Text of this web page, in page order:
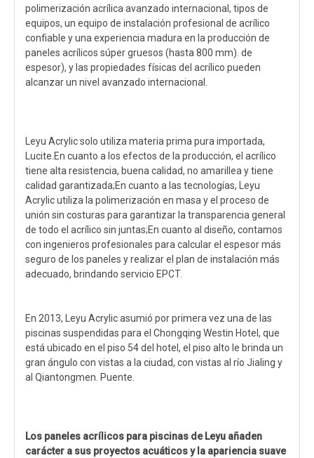
polimerización acrílica avanzado internacional, tipos de
equipos, un equipo de instalación profesional de acrílico
confiable y una experiencia madura en la producción de
paneles acrílicos súper gruesos (hasta 800 mm). de
espesor), y las propiedades físicas del acrílico pueden
alcanzar un nivel avanzado internacional.
Leyu Acrylic solo utiliza materia prima pura importada,
Lucite.En cuanto a los efectos de la producción, el acrílico
tiene alta resistencia, buena calidad, no amarillea y tiene
calidad garantizada;En cuanto a las tecnologías, Leyu
Acrylic utiliza la polimerización en masa y el proceso de
unión sin costuras para garantizar la transparencia general
de todo el acrílico sin juntas;En cuanto al diseño, contamos
con ingenieros profesionales para calcular el espesor más
seguro de los paneles y realizar el plan de instalación más
adecuado, brindando servicio EPCT.
En 2013, Leyu Acrylic asumió por primera vez una de las
piscinas suspendidas para el Chongqing Westin Hotel, que
está ubicado en el piso 54 del hotel, el piso alto le brinda un
gran ángulo con vistas a la ciudad, con vistas al río Jialing y
al Qiantongmen. Puente.
Los paneles acrílicos para piscinas de Leyu añaden
carácter a sus proyectos acuáticos y la apariencia suave